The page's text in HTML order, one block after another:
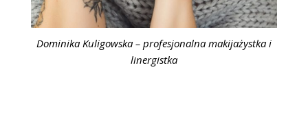
Dominika Kuligowska – profesjonalna makijażystka i
linergistka